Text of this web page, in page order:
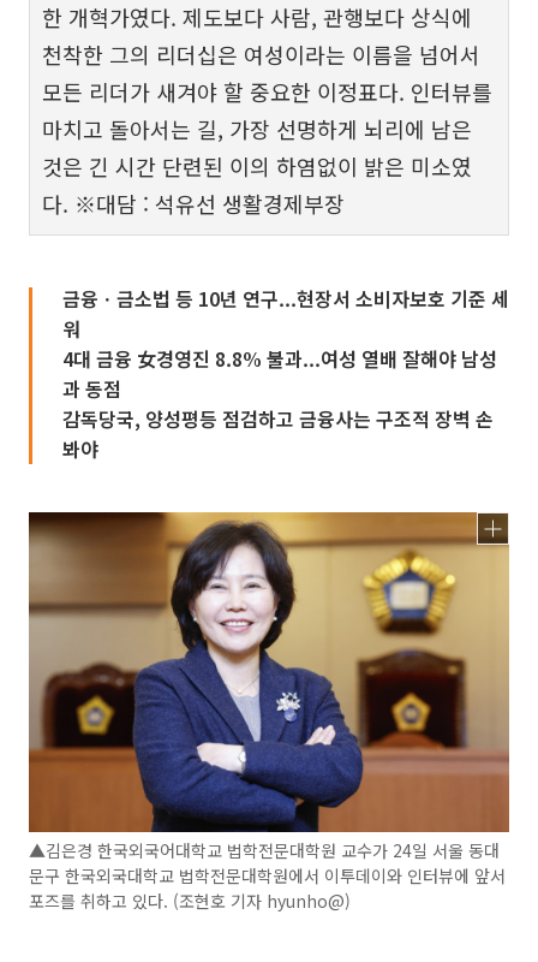
한 개혁가였다. 제도보다 사람, 관행보다 상식에
천착한 그의 리더십은 여성이라는 이름을 넘어서
모든 리더가 새겨야 할 중요한 이정표다. 인터뷰를
마치고 돌아서는 길, 가장 선명하게 뇌리에 남은
것은 긴 시간 단련된 이의 하염없이 밝은 미소였
다. ※대담 : 석유선 생활경제부장
금융ㆍ금소법 등 10년 연구...현장서 소비자보호 기준 세
워
4대 금융 女경영진 8.8% 불과...여성 열배 잘해야 남성
과 동점
감독당국, 양성평등 점검하고 금융사는 구조적 장벽 손
봐야
▲김은경 한국외국어대학교 법학전문대학원 교수가 24일 서울 동대
문구 한국외국대학교 법학전문대학원에서 이투데이와 인터뷰에 앞서
포즈를 취하고 있다. (조현호 기자 hyunho@)